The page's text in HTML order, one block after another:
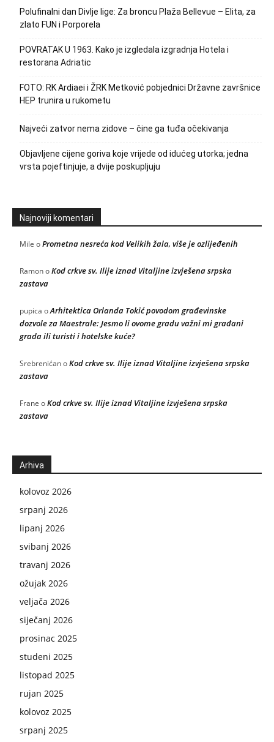
Polufinalni dan Divlje lige: Za broncu Plaža Bellevue – Elita, za
zlato FUN i Porporela
POVRATAK U 1963. Kako je izgledala izgradnja Hotela i
restorana Adriatic
FOTO: RK Ardiaei i ŽRK Metković pobjednici Državne završnice
HEP trunira u rukometu
Najveći zatvor nema zidove – čine ga tuđa očekivanja
Objavljene cijene goriva koje vrijede od idućeg utorka; jedna
vrsta pojeftinjuje, a dvije poskupljuju
Najnoviji komentari
Mile oPrometna nesreća kod Velikih žala, više je ozlijeđenih
RamonoKod crkve sv. Ilije iznad Vitaljine izvješena srpska
zastava
pupica oArhitektica Orlanda Tokić povodom građevinske
dozvole za Maestrale: Jesmo li ovome gradu važni mi građani
grada ili turisti i hotelske kuće?
SrebrenićanoKod crkve sv. Ilije iznad Vitaljine izvješena srpska
zastava
Frane oKod crkve sv. Ilije iznad Vitaljine izvješena srpska
zastava
Arhiva
kolovoz 2026
srpanj 2026
lipanj 2026
svibanj 2026
travanj 2026
ožujak 2026
veljača 2026
siječanj 2026
prosinac 2025
studeni 2025
listopad 2025
rujan 2025
kolovoz 2025
srpanj 2025